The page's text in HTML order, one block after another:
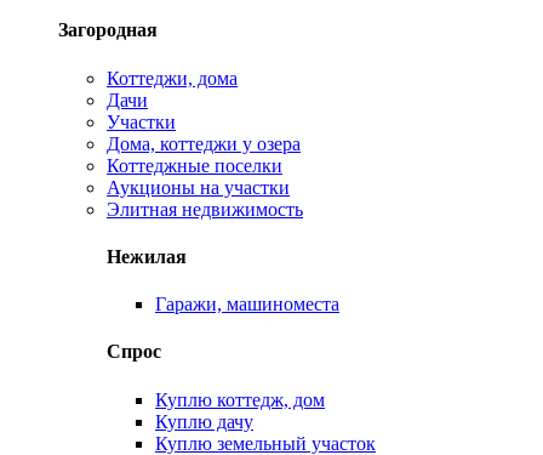
Загородная
Коттеджи, дома
Дачи
Участки
Дома, коттеджи у озера
Коттеджные поселки
Аукционы на участки
Элитная недвижимость
Нежилая
Гаражи, машиноместа
Спрос
Куплю коттедж, дом
Куплю дачу
Куплю земельный участок